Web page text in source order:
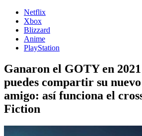
Netflix
Xbox
Blizzard
Anime
PlayStation
Ganaron el GOTY en
puedes compartir su
amigo: así funciona el
Fiction